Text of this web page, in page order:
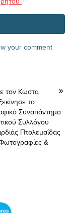
your comment
τον Κώστα
το
Συναπάντημα
Συλλόγου
Πτολεμαΐδας
&